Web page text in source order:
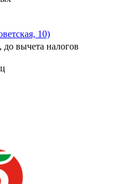
10)
до вычета налогов